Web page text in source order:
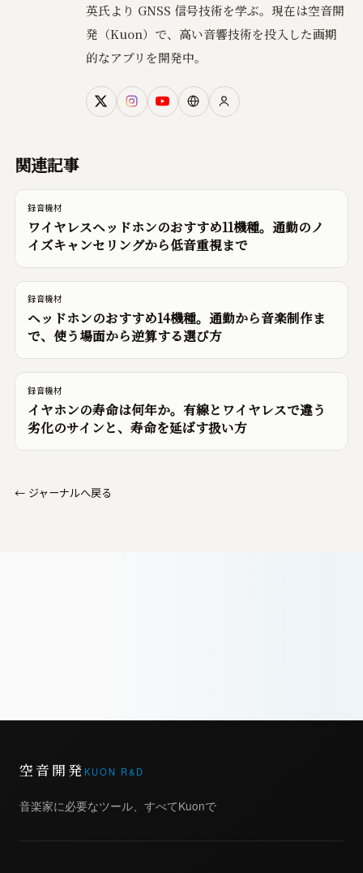
英氏より GNSS 信号技術を学ぶ。現在は空音開
発（Kuon）で、高い音響技術を投入した画期
的なアプリを開発中。
関連記事
録音機材
ワイヤレスヘッドホンのおすすめ11機種。通勤のノ
イズキャンセリングから低音重視まで
録音機材
ヘッドホンのおすすめ14機種。通勤から音楽制作ま
で、使う場面から逆算する選び方
録音機材
イヤホンの寿命は何年か。有線とワイヤレスで違う
劣化のサインと、寿命を延ばす扱い方
← ジャーナルへ戻る
空音開発 KUON R&D
音楽家に必要なツール、すべてKuonで